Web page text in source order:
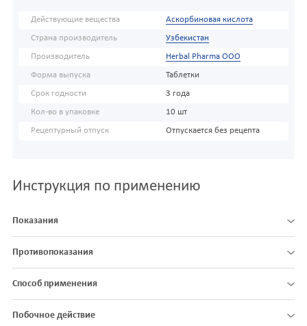
Действующие вещества Аскорбиновая кислота
Страна производитель Узбекистан
Производитель Herbal Pharma OOO
Форма выпуска Таблетки
Срок годности 3 года
Кол-во в упаковке 10 шт
Рецептурный отпуск Отпускается без рецепта
Инструкция по применению
Показания
Противопоказания
Способ применения
Побочное действие